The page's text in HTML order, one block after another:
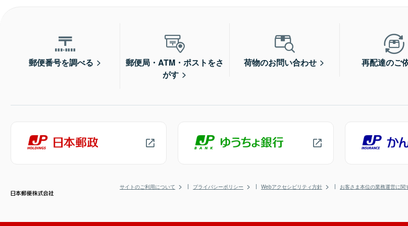
郵便番号を調べる
郵便局・ATM・ポストをさ
がす
荷物のお問い合わせ 再配達のご
サイトのご利用について プライバシーポリシー Webアクセシビリティ方針 お客さま本位の業務運営に関